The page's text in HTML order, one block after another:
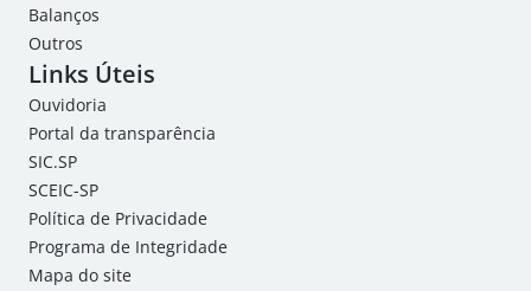
Balanços
Outros
Links Úteis
Ouvidoria
Portal da transparência
SIC.SP
SCEIC-SP
Política de Privacidade
Programa de Integridade
Mapa do site